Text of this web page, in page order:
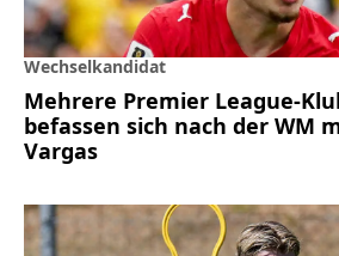
Wechselkandidat
Mehrere Premier League-
befassen sich nach der WM
Vargas